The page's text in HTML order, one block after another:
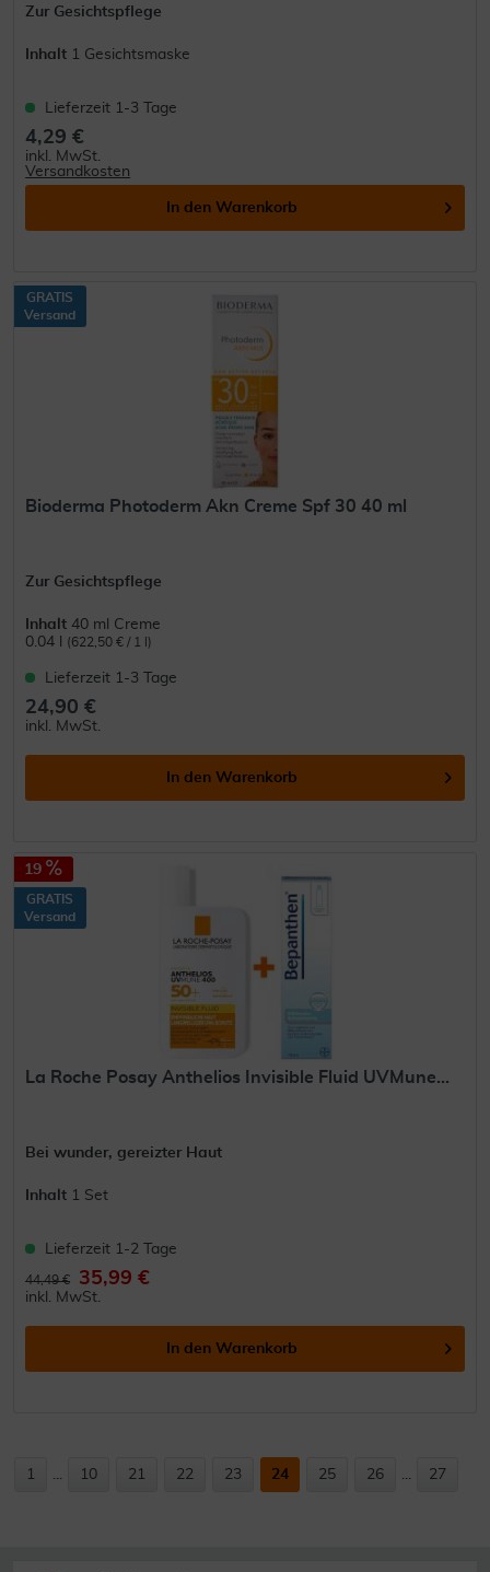
Zur Gesichtspflege
Inhalt 1 Gesichtsmaske
Lieferzeit 1-3 Tage
4,29 €
inkl. MwSt.
Versandkosten
In den Warenkorb
GRATIS
Versand
Bioderma Photoderm Akn Creme Spf 30 40 ml
Zur Gesichtspflege
Inhalt 40 ml Creme
0.04 l
(622,50 € / 1 l)
Lieferzeit 1-3 Tage
24,90 €
inkl. MwSt.
In den Warenkorb
19
GRATIS
Versand
La Roche Posay Anthelios Invisible Fluid UVMune...
Bei wunder, gereizter Haut
Inhalt 1 Set
Lieferzeit 1-2 Tage
44,49 € 35,99 €
inkl. MwSt.
In den Warenkorb
1 ... 10 21 22 23 24 25 26 ... 27